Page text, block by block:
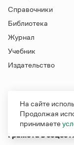
Справочники
Библиотека
Журнал
Учебник
Издательство
Грамота в
На сайте
Продолжая
принимаете